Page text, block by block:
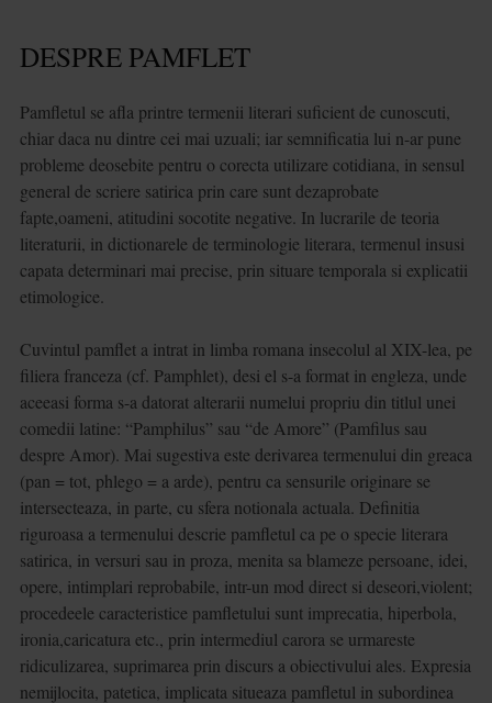
DESPRE PAMFLET
Pamfletul se afla printre termenii literari suficient de cunoscuti,
chiar daca nu dintre cei mai uzuali; iar semnificatia lui n-ar pune
probleme deosebite pentru o corecta utilizare cotidiana, in sensul
general de scriere satirica prin care sunt dezaprobate
fapte,oameni, atitudini socotite negative. In lucrarile de teoria
literaturii, in dictionarele de terminologie literara, termenul insusi
capata determinari mai precise, prin situare temporala si explicatii
etimologice.
Cuvintul pamflet a intrat in limba romana insecolul al XIX-lea, pe
filiera franceza (cf. Pamphlet), desi el s-a format in engleza, unde
aceeasi forma s-a datorat alterarii numelui propriu din titlul unei
comedii latine: “Pamphilus” sau “de Amore” (Pamfilus sau
despre Amor). Mai sugestiva este derivarea termenului din greaca
(pan = tot, phlego = a arde), pentru ca sensurile originare se
intersecteaza, in parte, cu sfera notionala actuala. Definitia
riguroasa a termenului descrie pamfletul ca pe o specie literara
satirica, in versuri sau in proza, menita sa blameze persoane, idei,
opere, intimplari reprobabile, intr-un mod direct si deseori,violent;
procedeele caracteristice pamfletului sunt imprecatia, hiperbola,
ironia,caricatura etc., prin intermediul carora se urmareste
ridiculizarea, suprimarea prin discurs a obiectivului ales. Expresia
nemijlocita, patetica, implicata situeaza pamfletul in subordinea